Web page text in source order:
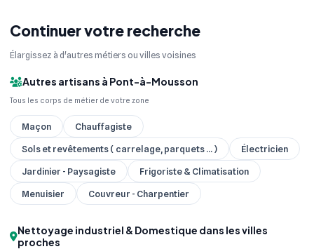
Continuer votre recherche
Élargissez à d'autres métiers ou villes voisines
Autres artisans à Pont-à-Mousson
Tous les corps de métier de votre zone
Maçon
Chauffagiste
Sols et revêtements ( carrelage, parquets ... )
Électricien
Jardinier - Paysagiste
Frigoriste & Climatisation
Menuisier
Couvreur - Charpentier
Nettoyage industriel & Domestique dans les villes
proches